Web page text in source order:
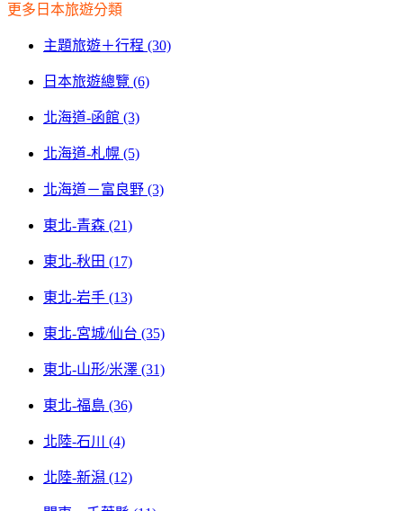
更多日本旅遊分類
主題旅遊＋行程 (30)
日本旅遊總覽 (6)
北海道-函館 (3)
北海道-札幌 (5)
北海道－富良野 (3)
東北-青森 (21)
東北-秋田 (17)
東北-岩手 (13)
東北-宮城/仙台 (35)
東北-山形/米澤 (31)
東北-福島 (36)
北陸-石川 (4)
北陸-新潟 (12)